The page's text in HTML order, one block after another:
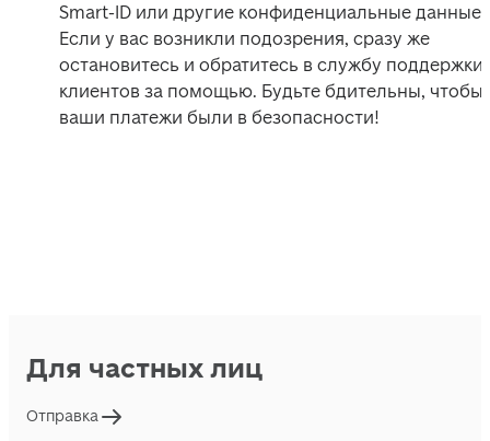
Smart-ID или другие конфиденциальные данные.
Если у вас возникли подозрения, сразу же
остановитесь и обратитесь в службу поддержки
клиентов за помощью. Будьте бдительны, чтобы
Для частных лиц
Отправка